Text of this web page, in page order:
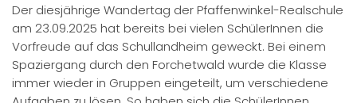
Der diesjährige Wandertag der Pfaffenwinkel-Realschule
am 23.09.2025 hat bereits bei vielen SchülerInnen die
Vorfreude auf das Schullandheim geweckt. Bei einem
Spaziergang durch den Forchetwald wurde die Klasse
immer wieder in Gruppen eingeteilt, um verschiedene